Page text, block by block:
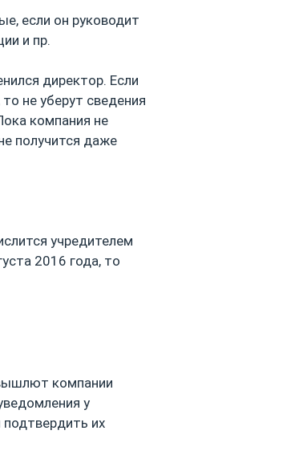
если он руководит
и пр.
директор. Если
не уберут сведения
компания не
получится даже
учредителем
2016 года, то
компании
у
их